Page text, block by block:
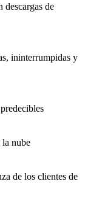
descargas de
ininterrumpidas y
la nube
de los clientes de